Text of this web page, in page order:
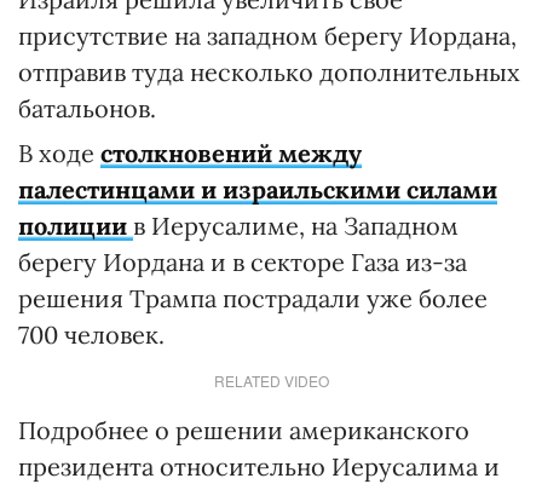
присутствие на западном берегу Иордана,
отправив туда несколько дополнительных
батальонов.
В ходе столкновений между
палестинцами и израильскими силами
полиции в Иерусалиме, на Западном
берегу Иордана и в секторе Газа из-за
решения Трампа пострадали уже более
700 человек.
RELATED VIDEO
Подробнее о решении американского
президента относительно Иерусалима и